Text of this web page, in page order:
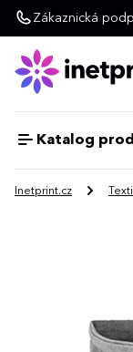
Zákaznická
Katalog
Inetprint.cz